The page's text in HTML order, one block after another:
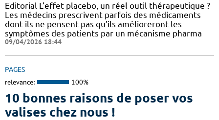
Editorial L’effet placebo, un réel outil thérapeutique ?
Les médecins prescrivent parfois des médicaments
dont ils ne pensent pas qu’ils amélioreront les
symptômes des patients par un mécanisme pharma
09/04/2026 18:44
PAGES
relevance: 100%
10 bonnes raisons de poser vos
valises chez nous !